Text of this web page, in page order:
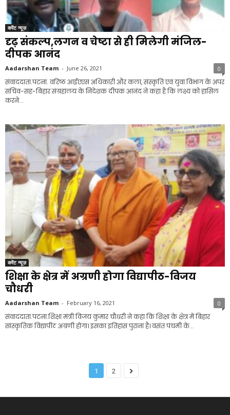
करेंट न्यूज़
दृढ़ संकल्प,लगन व चेष्टा से ही मिलेगी मंजिल-
दीपक आनंद
Aadarshan Team - June 26, 2021 0
संवाददाता.पटना. वरिष्ठ आईएएस अधिकारी और कला, संस्कृति एवं युवा विभाग के अपर
सचिव-सह-बिहार संग्रहालय के निदेशक दीपक आनंद ने कहा है कि लक्ष्य को हासिल
करने...
करेंट न्यूज़
शिक्षा के क्षेत्र में अग्रणी होगा विद्यापीठ-विजय
चौधरी
Aadarshan Team - February 16, 2021 0
संवाददाता.पटना.शिक्षा मंत्री विजय कुमार चौधरी ने कहा कि शिक्षा के क्षेत्र में बिहार
सांस्कृतिक विद्यापीठ अग्रणी होगा। इसका इतिहास पुराना है। वसंत पंचमी के...
1 2